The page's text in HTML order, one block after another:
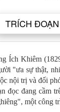
TRÍCH ĐOẠN
Ích Khiêm
"ưa sự thật,
nội trị và đối
đọc đang cầm
một công